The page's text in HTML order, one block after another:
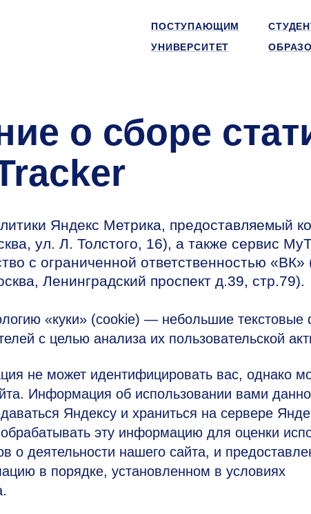
ПОСТУПАЮЩИМ
УНИВЕРСИТЕТ
о сборе
Яндекс Метрика, предоставляемый
ул. Л. Толстого, 16), а также сервис
с ограниченной ответственностью
Ленинградский проспект д.39, стр.79).
«куки» (cookie) — небольшие
с целью анализа их пользовательской
не может идентифицировать вас, однако
Информация об использовании вами
Яндексу и храниться на сервере
эту информацию для оценки
о деятельности нашего сайта, и
в порядке, установленном в условиях